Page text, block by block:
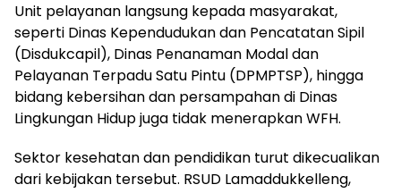
Unit pelayanan langsung kepada masyarakat,
seperti Dinas Kependudukan dan Pencatatan Sipil
(Disdukcapil), Dinas Penanaman Modal dan
Pelayanan Terpadu Satu Pintu (DPMPTSP), hingga
bidang kebersihan dan persampahan di Dinas
Lingkungan Hidup juga tidak menerapkan WFH.
Sektor kesehatan dan pendidikan turut dikecualikan
dari kebijakan tersebut. RSUD Lamaddukkelleng,